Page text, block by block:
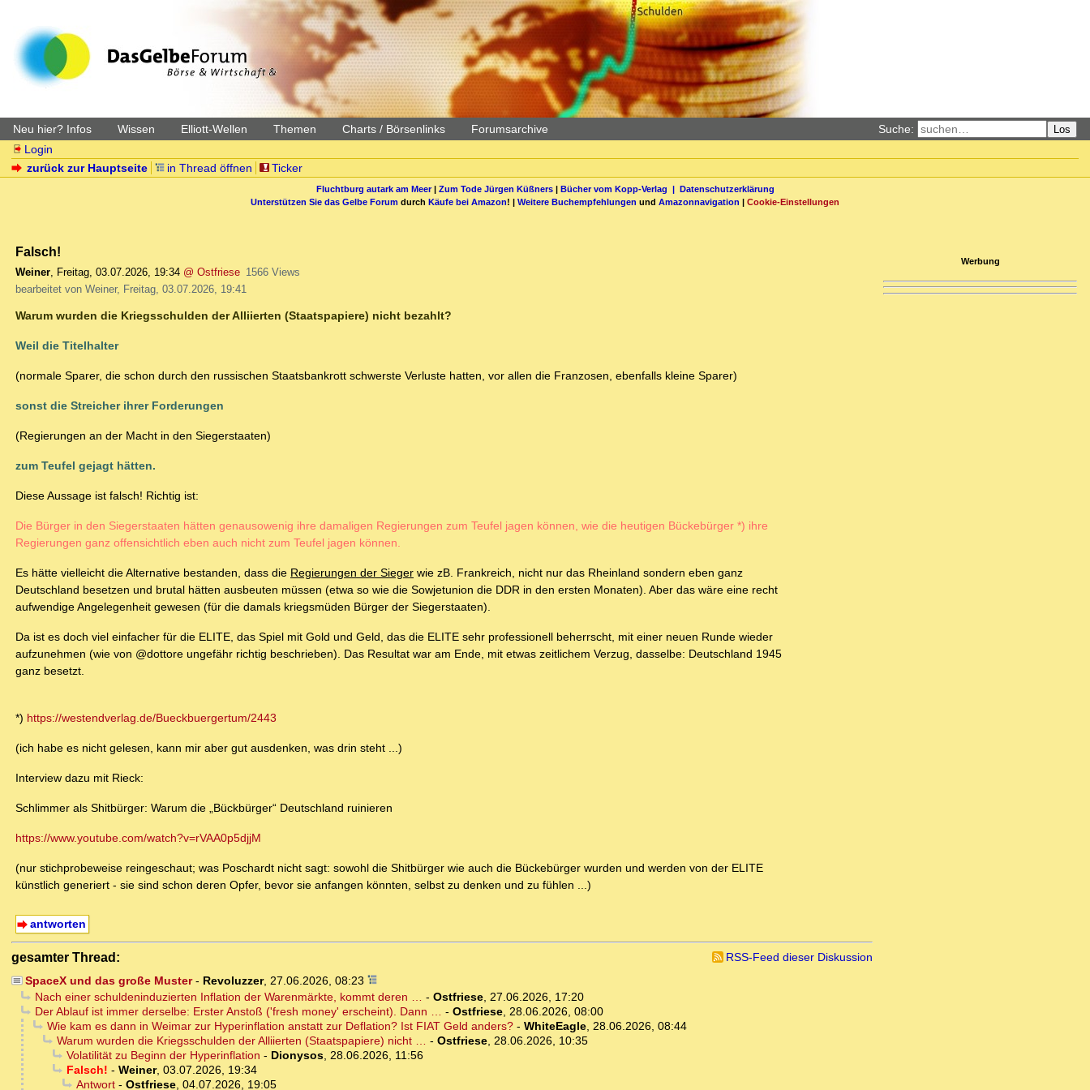
Neu hier? Infos Wissen Elliott-Wellen Themen Charts / Börsenlinks Forumsarchive Suche: Los
Login
zurück zur Hauptseite
in Thread öffnen Ticker
Fluchtburg autark am Meer| Zum Tode Jürgen Küßners| Bücher vom Kopp-Verlag | Datenschutzerklärung
Unterstützen Sie das Gelbe Forum durch Käufe bei Amazon! | Weitere Buchempfehlungen und Amazonnavigation | Cookie-Einstellungen
Falsch!
Weiner, Freitag, 03.07.2026, 19:34 @ Ostfriese 1566 Views
bearbeitet von Weiner, Freitag, 03.07.2026, 19:41
Warum wurden die Kriegsschulden der Alliierten (Staatspapiere) nicht bezahlt?
Weil die Titelhalter
(normale Sparer, die schon durch den russischen Staatsbankrott schwerste Verluste hatten, vor allen die Franzosen, ebenfalls kleine Sparer)
sonst die Streicher ihrer Forderungen
(Regierungen an der Macht in den Siegerstaaten)
zum Teufel gejagt hätten.
Diese Aussage ist falsch! Richtig ist:
Die Bürger in den Siegerstaaten hätten genausowenig ihre damaligen Regierungen zum Teufel jagen können, wie die heutigen Bückebürger *) ihre
Regierungen ganz offensichtlich eben auch nicht zum Teufel jagen können.
Es hätte vielleicht die Alternative bestanden, dass die Regierungen der Sieger wie zB. Frankreich, nicht nur das Rheinland sondern eben ganz
Deutschland besetzen und brutal hätten ausbeuten müssen (etwa so wie die Sowjetunion die DDR in den ersten Monaten). Aber das wäre eine recht
aufwendige Angelegenheit gewesen (für die damals kriegsmüden Bürger der Siegerstaaten).
Da ist es doch viel einfacher für die ELITE, das Spiel mit Gold und Geld, das die ELITE sehr professionell beherrscht, mit einer neuen Runde wieder
aufzunehmen (wie von @dottore ungefähr richtig beschrieben). Das Resultat war am Ende, mit etwas zeitlichem Verzug, dasselbe: Deutschland 1945
ganz besetzt.
*) https://westendverlag.de/Bueckbuergertum/2443
(ich habe es nicht gelesen, kann mir aber gut ausdenken, was drin steht ...)
Interview dazu mit Rieck:
Schlimmer als Shitbürger: Warum die „Bückbürger“ Deutschland ruinieren
https://www.youtube.com/watch?v=rVAA0p5djjM
(nur stichprobeweise reingeschaut; was Poschardt nicht sagt: sowohl die Shitbürger wie auch die Bückebürger wurden und werden von der ELITE
künstlich generiert - sie sind schon deren Opfer, bevor sie anfangen könnten, selbst zu denken und zu fühlen ...)
antworten
gesamter Thread:
RSS-Feed dieser Diskussion
SpaceX und das große Muster- Revoluzzer, 27.06.2026, 08:23
Nach einer schuldeninduzierten Inflation der Warenmärkte, kommt deren … - Ostfriese, 27.06.2026, 17:20
Der Ablauf ist immer derselbe: Erster Anstoß ('fresh money' erscheint). Dann … - Ostfriese, 28.06.2026, 08:00
Wie kam es dann in Weimar zur Hyperinflation anstatt zur Deflation? Ist FIAT Geld anders?- WhiteEagle, 28.06.2026, 08:44
Warum wurden die Kriegsschulden der Alliierten (Staatspapiere) nicht … - Ostfriese, 28.06.2026, 10:35
Volatilität zu Beginn der Hyperinflation - Dionysos, 28.06.2026, 11:56
Falsch! - Weiner, 03.07.2026, 19:34
Antwort- Ostfriese, 04.07.2026, 19:05
Werbung